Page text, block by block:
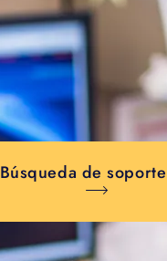
Búsqueda de soporte